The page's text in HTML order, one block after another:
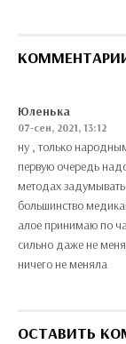
Юленька
07-сен, 2021, 13:12
ну , только
первую очередь
методах
большинство
алое принимаю по
сильно даже не
ничего не меняла
ОСТАВИТЬ